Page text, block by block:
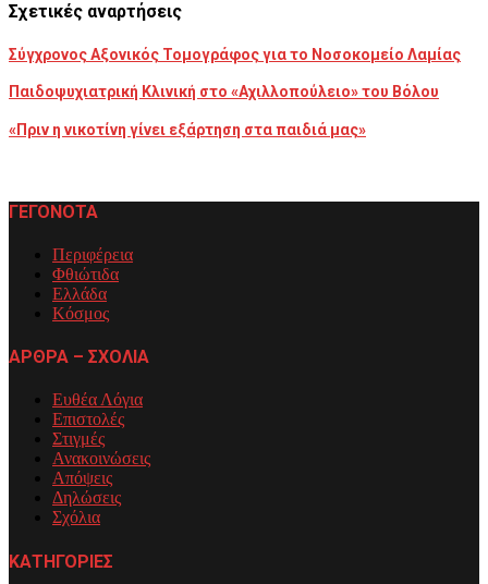
Σχετικές αναρτήσεις
Σύγχρονος Αξονικός Τομογράφος για το Νοσοκομείο Λαμίας
Παιδοψυχιατρική Κλινική στο «Αχιλλοπούλειο» του Βόλου
«Πριν η νικοτίνη γίνει εξάρτηση στα παιδιά μας»
ΓΕΓΟΝΟΤΑ
Περιφέρεια
Φθιώτιδα
Ελλάδα
Κόσμος
ΑΡΘΡΑ – ΣΧΟΛΙΑ
Ευθέα Λόγια
Επιστολές
Στιγμές
Ανακοινώσεις
Απόψεις
Δηλώσεις
Σχόλια
ΚΑΤΗΓΟΡΙΕΣ